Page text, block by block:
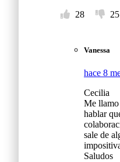
28
25
Vanessa
hace 8
Cecilia
Me llamo
hablar
sale de
Saludos